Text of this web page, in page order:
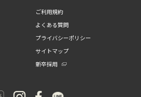
ご利用規約
よくある質問
プライバシーポリシー
サイトマップ
新卒採用